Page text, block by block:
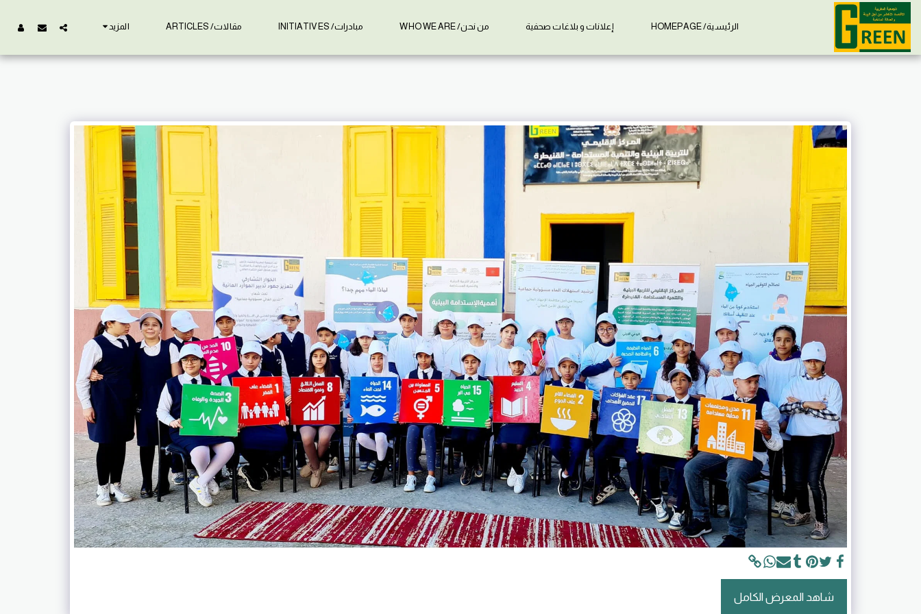
الرئيسية/ HOMEPAGE إعلانات و بلاغات صحفية من نحن/ WHO WE ARE مبادرات/ INITIATIVES مقالات/ ARTICLES المزيد
شاهد المعرض الكامل